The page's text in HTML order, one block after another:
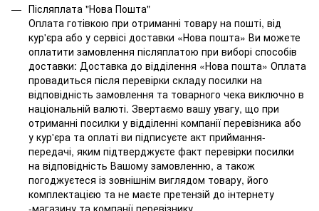
Післяплата "Нова Пошта"
Оплата готівкою при отриманні товару на пошті, від
кур'єра або у сервісі доставки «Нова пошта» Ви можете
оплатити замовлення післяплатою при виборі способів
доставки: Доставка до відділення «Нова пошта» Оплата
провадиться після перевірки складу посилки на
відповідність замовлення та товарного чека виключно в
національній валюті. Звертаємо вашу увагу, що при
отриманні посилки у відділенні компанії перевізника або
у кур'єра та оплаті ви підписуєте акт приймання-
передачі, яким підтверджуєте факт перевірки посилки
на відповідність Вашому замовленню, а також
погоджуєтеся із зовнішнім виглядом товару, його
комплектацією та не маєте претензій до інтернету
-магазину та компанії перевізнику.